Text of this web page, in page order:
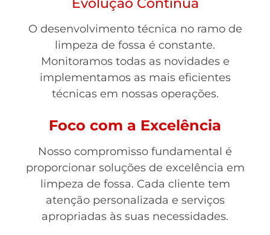
Evolução Contínua
O desenvolvimento técnica no ramo de
limpeza de fossa é constante.
Monitoramos todas as novidades e
implementamos as mais eficientes
técnicas em nossas operações.
Foco com a Excelência
Nosso compromisso fundamental é
proporcionar soluções de excelência em
limpeza de fossa. Cada cliente tem
atenção personalizada e serviços
apropriadas às suas necessidades.